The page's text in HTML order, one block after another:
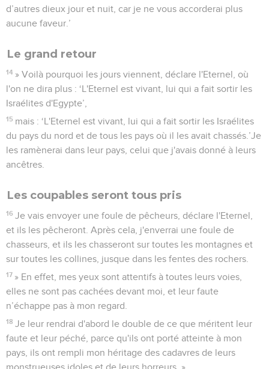
d’autres dieux jour et nuit, car je ne vous accorderai plus
aucune faveur.’
Le grand retour
14 » Voilà pourquoi les jours viennent, déclare l'Eternel, où
l'on ne dira plus : ‘L'Eternel est vivant, lui qui a fait sortir les
Israélites d'Egypte’,
15 mais : ‘L'Eternel est vivant, lui qui a fait sortir les Israélites
du pays du nord et de tous les pays où il les avait chassés.’Je
les ramènerai dans leur pays, celui que j'avais donné à leurs
ancêtres.
Les coupables seront tous pris
16 Je vais envoyer une foule de pêcheurs, déclare l'Eternel,
et ils les pêcheront. Après cela, j'enverrai une foule de
chasseurs, et ils les chasseront sur toutes les montagnes et
sur toutes les collines, jusque dans les fentes des rochers.
17 » En effet, mes yeux sont attentifs à toutes leurs voies,
elles ne sont pas cachées devant moi, et leur faute
n’échappe pas à mon regard.
18 Je leur rendrai d'abord le double de ce que méritent leur
faute et leur péché, parce qu'ils ont porté atteinte à mon
pays, ils ont rempli mon héritage des cadavres de leurs
monstrueuses idoles et de leurs horreurs. »